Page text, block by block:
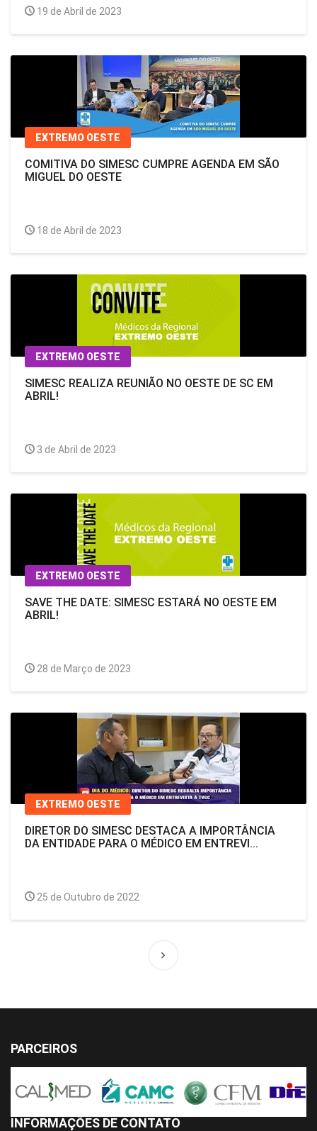
19 de Abril de 2023
EXTREMO OESTE
COMITIVA DO SIMESC CUMPRE AGENDA EM SÃO
MIGUEL DO OESTE
18 de Abril de 2023
EXTREMO OESTE
SIMESC REALIZA REUNIÃO NO OESTE DE SC EM
ABRIL!
3 de Abril de 2023
EXTREMO OESTE
SAVE THE DATE: SIMESC ESTARÁ NO OESTE EM
ABRIL!
28 de Março de 2023
EXTREMO OESTE
DIRETOR DO SIMESC DESTACA A IMPORTÂNCIA
DA ENTIDADE PARA O MÉDICO EM ENTREVI...
25 de Outubro de 2022
PARCEIROS
INFORMAÇÕES DE CONTATO